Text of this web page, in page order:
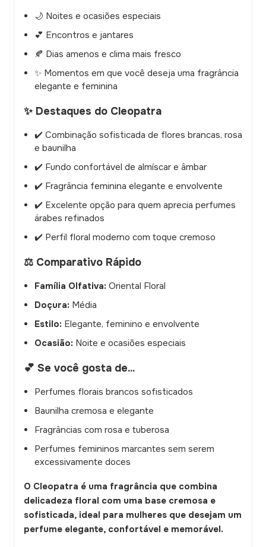
🌙 Noites e ocasiões especiais
💕 Encontros e jantares
🍂 Dias amenos e clima mais fresco
✨ Momentos em que você deseja uma fragrância
elegante e feminina
✨ Destaques do Cleopatra
✔️ Combinação sofisticada de flores brancas, rosa
e baunilha
✔️ Fundo confortável de almíscar e âmbar
✔️ Fragrância feminina elegante e envolvente
✔️ Excelente opção para quem aprecia perfumes
árabes refinados
✔️ Perfil floral moderno com toque cremoso
⚖️ Comparativo Rápido
Família Olfativa: Oriental Floral
Doçura: Média
Estilo: Elegante, feminino e envolvente
Ocasião: Noite e ocasiões especiais
💕 Se você gosta de...
Perfumes florais brancos sofisticados
Baunilha cremosa e elegante
Fragrâncias com rosa e tuberosa
Perfumes femininos marcantes sem serem
excessivamente doces
O Cleopatra é uma fragrância que combina
delicadeza floral com uma base cremosa e
sofisticada, ideal para mulheres que desejam um
perfume elegante, confortável e memorável.